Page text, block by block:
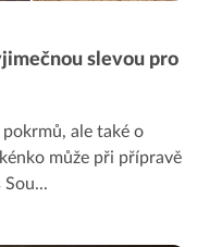
slevou pro
ale také o
může při přípravě
Sou...